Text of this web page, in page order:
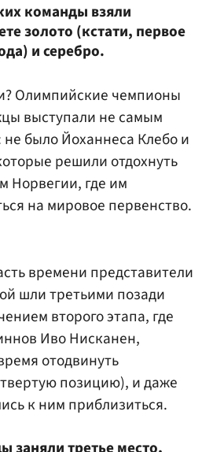
команды взяли
золото (кстати, первое
и серебро.
Олимпийские чемпионы
выступали не самым
было Йоханнеса Клебо и
решили отдохнуть
Норвегии, где им
на мировое первенство.
времени представители
шли третьими позади
второго этапа, где
Иво Нисканен,
отодвинуть
позицию), и даже
к ним приблизиться.